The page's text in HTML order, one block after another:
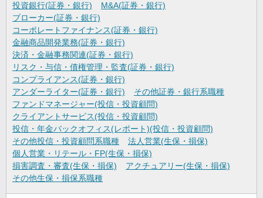
投資銀行(証券・銀行)
M&A(証券・銀行)
ブローカー(証券・銀行)
コーポレートファイナンス(証券・銀行)
金融商品開発業務(証券・銀行)
決済・金融事務関連(証券・銀行)
リスク・与信・債権管理・監査(証券・銀行)
コンプライアンス(証券・銀行)
アンダーライター(証券・銀行)
その他証券・銀行系職種
ファンドマネージャー(投信・投資顧問)
クライアントサービス(投信・投資顧問)
投信・年金バックオフィス(レポート)(投信・投資顧問)
その他投信・投資顧問系職種
法人営業(生保・損保)
個人営業・リテール・FP(生保・損保)
損害調査・審査(生保・損保)
アクチュアリー(生保・損保)
その他生保・損保系職種